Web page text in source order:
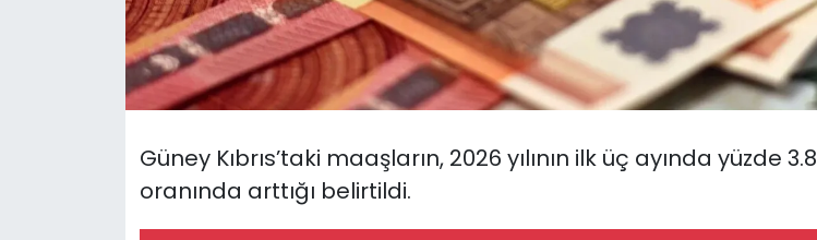
Güney Kıbrıs’taki maaşların, 2026 yılının ilk üç ayında yüzde 3.8
oranında arttığı belirtildi.
Nöbetçi Eczaneler
Otomobil Dünyası